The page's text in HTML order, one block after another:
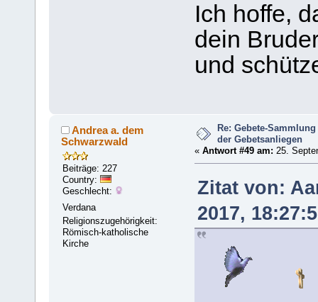
Ich hoffe,
dein
und
Andrea a. dem
Schwarzwald
Beiträge: 227
Country:
Geschlecht:
Verdana
Religionszugehörigkeit:
Römisch-katholische
Kirche
Re: Gebete-
der Gebetsanliegen
« Antwort #49 am: 25.
Zitat von:
2017,